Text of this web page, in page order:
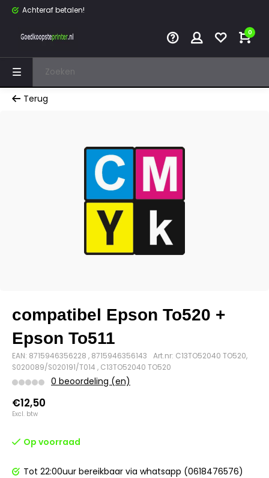
Achteraf betalen!
0
Terug
compatibel Epson To520 +
Epson To511
EAN: 8715946356228 , 8715946356143
Art.nr: C13TO52040 TO520,
S020089/S020191/T014 , C13TO52040 TO520
0 beoordeling (en)
€12,50
Excl. btw
Op voorraad
Tot 22:00uur bereikbaar via whatsapp (0618476576)